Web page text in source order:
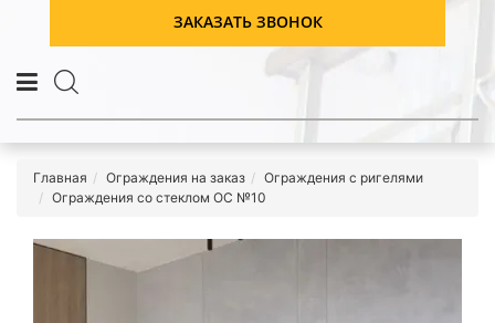
ЗАКАЗАТЬ ЗВОНОК
Главная Ограждения на заказ
Ограждения с ригелями
Ограждения со стеклом ОС №10